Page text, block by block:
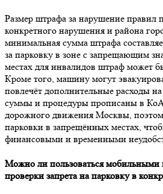
Размер штрафа за нарушение правил
конкретного нарушения и района
минимальная сумма штрафа
за парковку в зоне с запрещающим
местах для инвалидов штраф может
Кроме того, машину могут
повлечёт дополнительные расходы
суммы и процедуры прописаны в
дорожного движения Москвы,
парковки в запрещённых местах,
финансовыми и временными
Можно ли пользоваться
проверки запрета на парковку в